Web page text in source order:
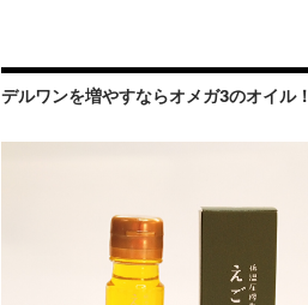
デルワンを増やすならオメガ3のオイル！